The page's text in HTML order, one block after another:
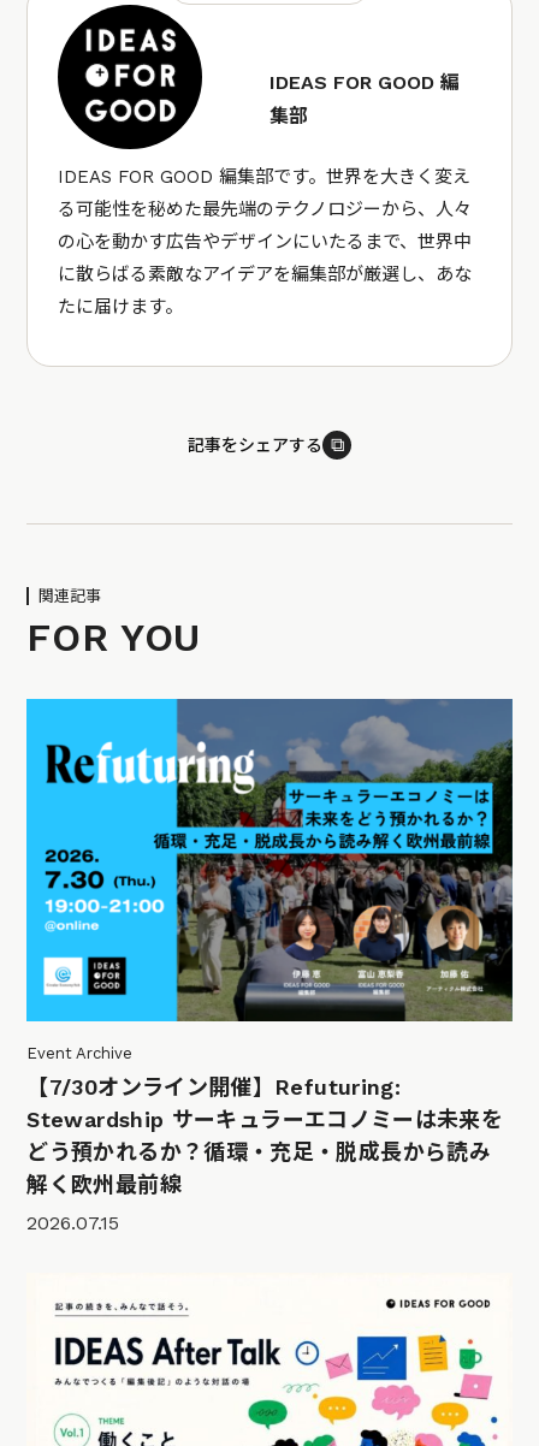
IDEAS FOR GOOD 編
集部
IDEAS FOR GOOD 編集部です。世界を大きく変え
る可能性を秘めた最先端のテクノロジーから、人々
の心を動かす広告やデザインにいたるまで、世界中
に散らばる素敵なアイデアを編集部が厳選し、あな
たに届けます。
記事をシェアする ⧉
関連記事
FOR YOU
Event Archive
【7/30オンライン開催】Refuturing:
Stewardship サーキュラーエコノミーは未来を
どう預かれるか？循環・充足・脱成長から読み
解く欧州最前線
2026.07.15